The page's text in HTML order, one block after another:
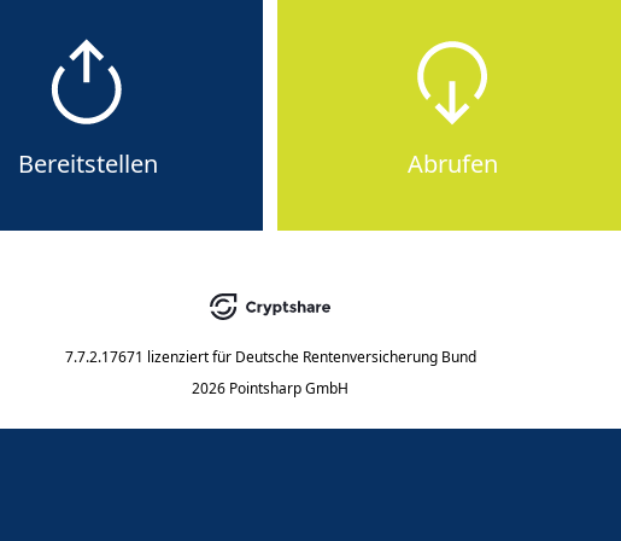
Bereitstellen Abrufen
7.7.2.17671 lizenziert für Deutsche Rentenversicherung Bund
2026 Pointsharp GmbH